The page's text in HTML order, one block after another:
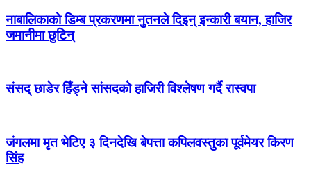
नाबालिकाको डिम्ब प्रकरणमा नुतनले दिइन् इन्कारी बयान, हाजिर
जमानीमा छुटिन्
संसद् छाडेर हिँड्ने सांसदको हाजिरी विश्लेषण गर्दै रास्वपा
जंगलमा मृत भेटिए ३ दिनदेखि बेपत्ता कपिलवस्तुका पूर्वमेयर किरण
सिंह